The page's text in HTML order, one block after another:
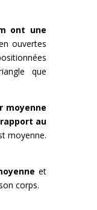
ont une
ouvertes
que
moyenne
au
moyenne.
et
corps.